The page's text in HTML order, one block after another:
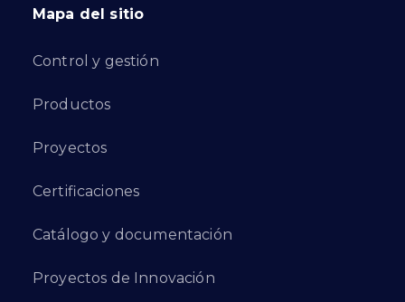
Mapa del sitio
Control y gestión
Productos
Proyectos
Certificaciones
Catálogo y documentación
Proyectos de Innovación